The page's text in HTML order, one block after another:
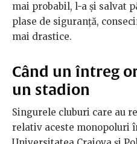
mai probabil, l-a și salvat
plase de siguranță,
mai drastice.
Când un întreg
un stadion
Singurele cluburi care au
relativ aceste monopoluri